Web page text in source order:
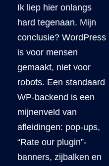
Ik liep hier onlangs
hard tegenaan. Mijn
conclusie? WordPress
is voor mensen
gemaakt, niet voor
robots. Een standaard
WP-backend is een
mijnenveld van
afleidingen: pop-ups,
“Rate our plugin”-
banners, zijbalken en